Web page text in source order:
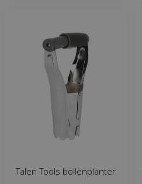
Talen Tools bollenplanter